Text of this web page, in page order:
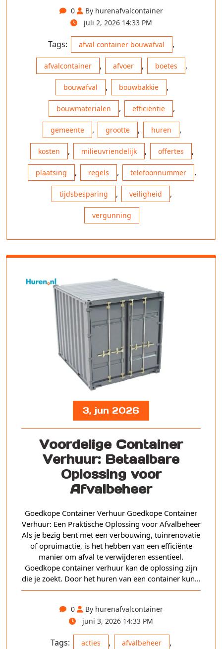
0
By hurenafvalcontainer
juli 2, 2026 14:33 PM
Tags: afval container bouwafval ,
afvalcontainer , afvoer , boetes ,
bouwafval , bouwbakkie ,
bouwmaterialen , efficiëntie ,
gemeente , grootte , huren ,
kosten , milieuvriendelijk , offertes ,
plaatsing , regels , telefoonnummer ,
tijdsbesparing , veiligheid ,
vergunning
3, jun 2026
Voordelige Container
Verhuur: Betaalbare
Oplossing voor
Afvalbeheer
Goedkope Container Verhuur Goedkope Container
Verhuur: Een Praktische Oplossing voor Afvalbeheer
Als je bezig bent met een verbouwing, tuinrenovatie
of opruimactie, is het hebben van een efficiënte
manier om afval te verwijderen essentieel.
Goedkope container verhuur kan de oplossing zijn
die je zoekt. Door het huren van een container kun…
0
By hurenafvalcontainer
juni 3, 2026 14:33 PM
Tags: acties , afvalbeheer ,